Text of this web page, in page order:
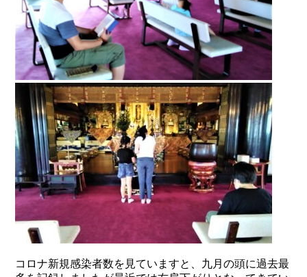
コロナ新規感染者数を見ていますと、九月の頭に過去最